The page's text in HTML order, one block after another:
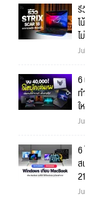
รี
ไ
ใ